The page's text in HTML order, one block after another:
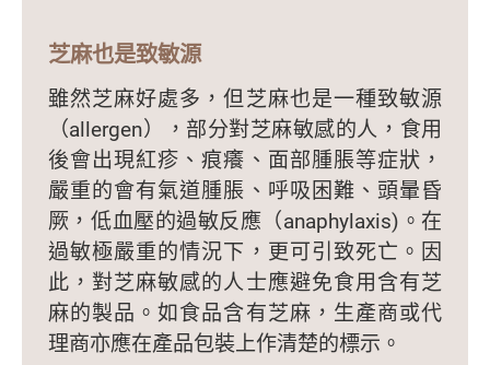
芝麻也是致敏源
雖然芝麻好處多，但芝麻也是一種致敏源
（allergen），部分對芝麻敏感的人，食用
後會出現紅疹、痕癢、面部腫脹等症狀，
嚴重的會有氣道腫脹、呼吸困難、頭暈昏
厥，低血壓的過敏反應（anaphylaxis)。在
過敏極嚴重的情況下，更可引致死亡。因
此，對芝麻敏感的人士應避免食用含有芝
麻的製品。如食品含有芝麻，生產商或代
理商亦應在產品包裝上作清楚的標示。